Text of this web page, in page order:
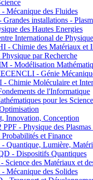
Mécanique des Fluides
installations -
des Hautes Energies
International de
Chimie des Matériaux et
par Recherche
- Modélisation
- Génie
Chimie Moléculaire et
de l'Informatique
pour les
Innovation, Conception
- Physique des Plasmas
et Finance
Lumière,
- Dispositifs Quantiques
des Matériaux et
Mécanique des Solides